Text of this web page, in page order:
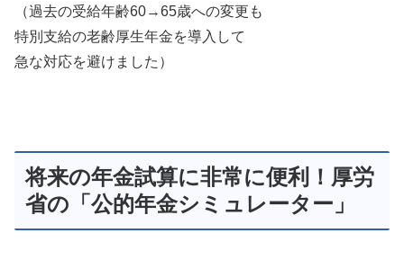
（過去の受給年齢60→65歳への変更も
特別支給の老齢厚生年金を導入して
急な対応を避けました）
将来の年金試算に非常に便利！厚労
省の「公的年金シミュレーター」